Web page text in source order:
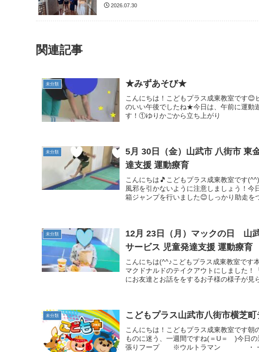
2026.07.30
関連記事
未分類 ★みずあそび★
こんにちは！こどもプラス成東教室です
のいい午後でしたね★今日は、午前に運動
す！①ゆりかごから立ち上がり ・
未分類
5月 30日（金）山武市 八街市 東
達支援 運動療育
こんにちは🎵こどもプラス成東教室です
風邪を引かないように注意しましょう！
箱ジャンプを行いました😊しっかり助走を
未分類
12月 23日（月）マックの日 山
サービス 児童発達支援 運動療育
こんにちは(^^♪こどもプラス成東教室です
マクドナルドのテイクアウトにしました！
にお友達とお話ををするお子様の様子が見
未分類 こどもプラス山武市八街市横芝
こんにちは！こどもプラス成東教室です朝
ものに迷う、一週間ですね(＝U＝ )今日
張りフープ ※ウルトラマン ・・・